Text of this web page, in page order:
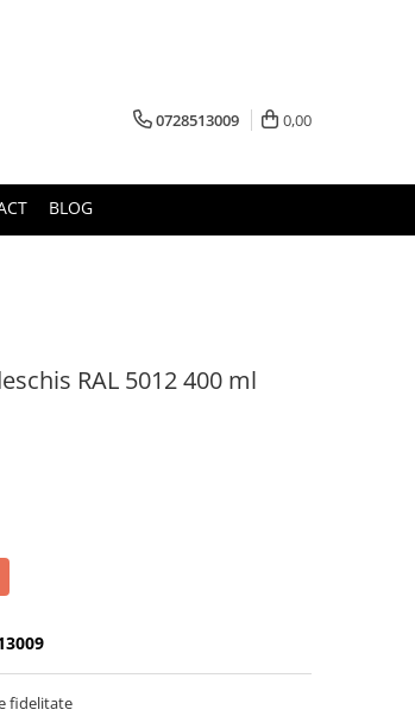
0728513009 0,00
BLOG
RAL 5012 400 ml
fidelitate